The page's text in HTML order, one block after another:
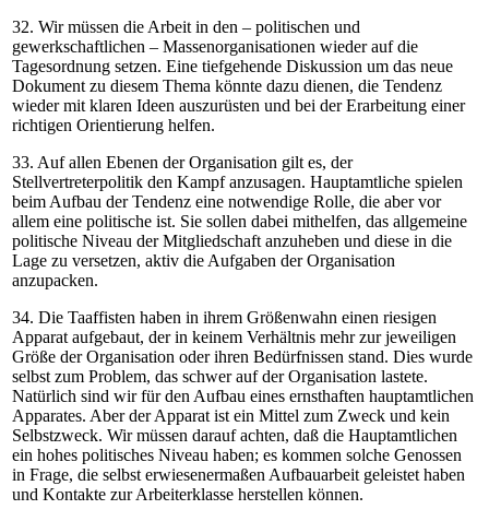
32. Wir müssen die Arbeit in den – politischen und
gewerkschaftlichen – Massenorganisationen wieder auf die
Tagesordnung setzen. Eine tiefgehende Diskussion um das neue
Dokument zu diesem Thema könnte dazu dienen, die Tendenz
wieder mit klaren Ideen auszurüsten und bei der Erarbeitung einer
richtigen Orientierung helfen.
33. Auf allen Ebenen der Organisation gilt es, der
Stellvertreterpolitik den Kampf anzusagen. Hauptamtliche spielen
beim Aufbau der Tendenz eine notwendige Rolle, die aber vor
allem eine politische ist. Sie sollen dabei mithelfen, das allgemeine
politische Niveau der Mitgliedschaft anzuheben und diese in die
Lage zu versetzen, aktiv die Aufgaben der Organisation
anzupacken.
34. Die Taaffisten haben in ihrem Größenwahn einen riesigen
Apparat aufgebaut, der in keinem Verhältnis mehr zur jeweiligen
Größe der Organisation oder ihren Bedürfnissen stand. Dies wurde
selbst zum Problem, das schwer auf der Organisation lastete.
Natürlich sind wir für den Aufbau eines ernsthaften hauptamtlichen
Apparates. Aber der Apparat ist ein Mittel zum Zweck und kein
Selbstzweck. Wir müssen darauf achten, daß die Hauptamtlichen
ein hohes politisches Niveau haben; es kommen solche Genossen
in Frage, die selbst erwiesenermaßen Aufbauarbeit geleistet haben
und Kontakte zur Arbeiterklasse herstellen können.